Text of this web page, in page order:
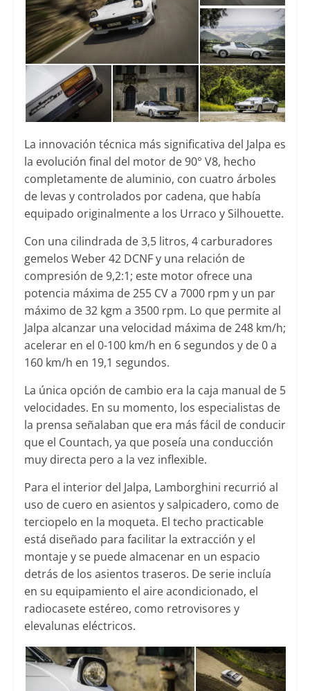
La innovación técnica más significativa del Jalpa es
la evolución final del motor de 90° V8, hecho
completamente de aluminio, con cuatro árboles
de levas y controlados por cadena, que había
equipado originalmente a los Urraco y Silhouette.
Con una cilindrada de 3,5 litros, 4 carburadores
gemelos Weber 42 DCNF y una relación de
compresión de 9,2:1; este motor ofrece una
potencia máxima de 255 CV a 7000 rpm y un par
máximo de 32 kgm a 3500 rpm. Lo que permite al
Jalpa alcanzar una velocidad máxima de 248 km/h;
acelerar en el 0-100 km/h en 6 segundos y de 0 a
160 km/h en 19,1 segundos.
La única opción de cambio era la caja manual de 5
velocidades. En su momento, los especialistas de
la prensa señalaban que era más fácil de conducir
que el Countach, ya que poseía una conducción
muy directa pero a la vez inflexible.
Para el interior del Jalpa, Lamborghini recurrió al
uso de cuero en asientos y salpicadero, como de
terciopelo en la moqueta. El techo practicable
está diseñado para facilitar la extracción y el
montaje y se puede almacenar en un espacio
detrás de los asientos traseros. De serie incluía
en su equipamiento el aire acondicionado, el
radiocasete estéreo, como retrovisores y
elevalunas eléctricos.